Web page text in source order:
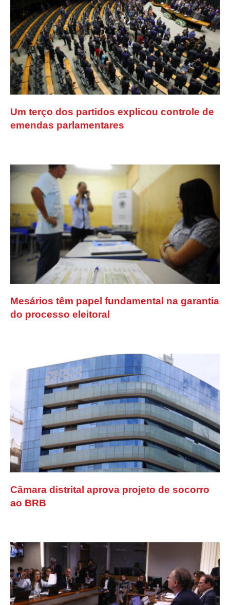
Um terço dos partidos explicou controle de
emendas parlamentares
Mesários têm papel fundamental na garantia
do processo eleitoral
Câmara distrital aprova projeto de socorro
ao BRB